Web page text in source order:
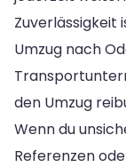
Zuverlässigkeit
Umzug nach
den Umzug
Wenn du
Referenzen